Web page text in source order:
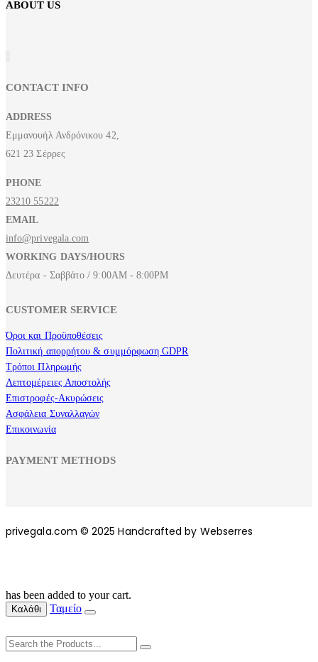
ABOUT US
CONTACT INFO
ADDRESS
Εμμανουήλ Ανδρόνικου 42,
621 23 Σέρρες
PHONE
23210 55222
EMAIL
info@privegala.com
WORKING DAYS/HOURS
Δευτέρα - Σαββάτο / 9:00AM - 8:00PM
CUSTOMER SERVICE
Όροι και Προϋποθέσεις
Πολιτική απορρήτου & συμμόρφωση GDPR
Τρόποι Πληρωμής
Λεπτομέρειες Αποστολής
Επιστροφές-Ακυρώσεις
Ασφάλεια Συναλλαγών
Επικοινωνία
PAYMENT METHODS
privegala.com © 2025 Handcrafted by Webserres
has been added to your cart.
Καλάθι Ταμείο